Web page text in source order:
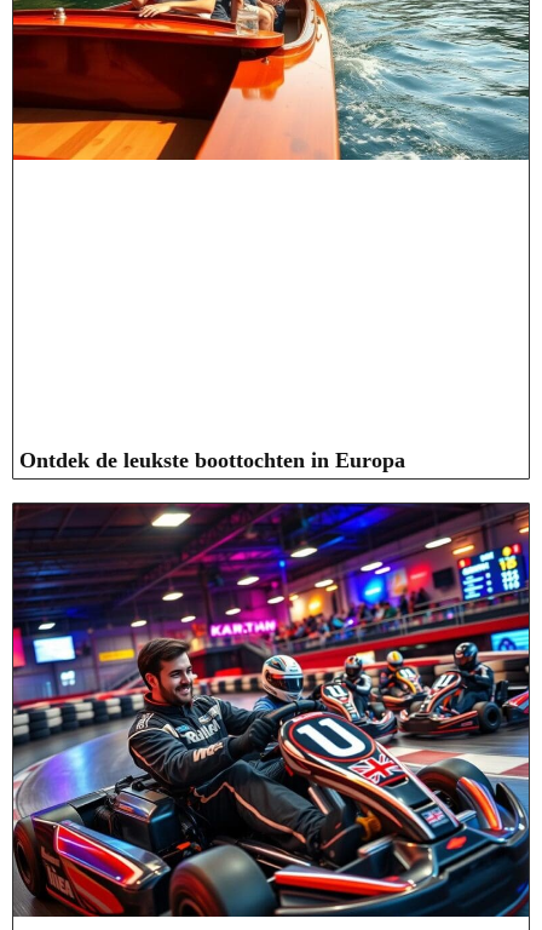
Ontdek de leukste boottochten in Europa